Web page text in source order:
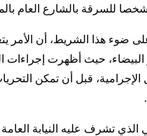
للسرقة بالشارع العام
ضوء هذا الشريط، أن الأمر
حيث أظهرت إجراءات
قبل أن تمكن
الذي تشرف عليه النيابة